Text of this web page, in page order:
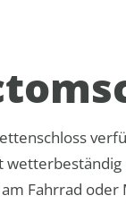
Fahrrad